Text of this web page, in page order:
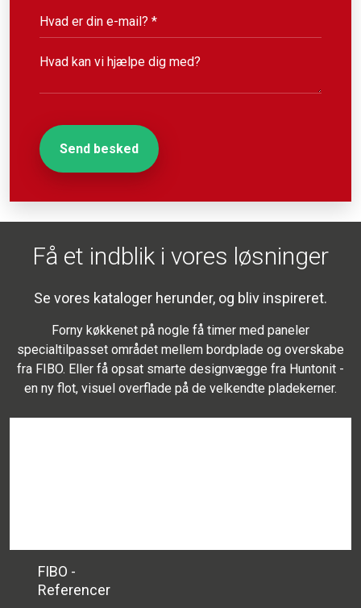
Få et indblik i vores løsninger
Se vores kataloger herunder, og bliv inspireret.
Forny køkkenet på nogle få timer med paneler
specialtilpasset området mellem bordplade og overskabe
fra FIBO. Eller få opsat smarte designvægge fra Huntonit -
en ny flot, visuel overflade på de velkendte pladekerner.
​FIBO -
​Referencer